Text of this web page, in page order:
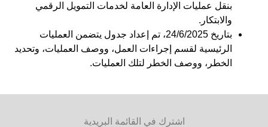
بنقل عمليات الإدارة العامة لخدمات التمويل الرقمي
والابتكار.
بتاريخ 24/6/2025، تم إعداد جدول يتضمن العمليات
الرئيسية لقسم إجراءات العمل، ووصف العمليات، وتحديد
الخطر، ووصف الخطر لتلك العمليات.
اشترك في القائمة البريدية